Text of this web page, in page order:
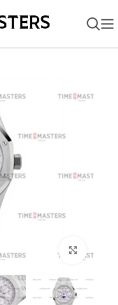
לחצו להגדלה